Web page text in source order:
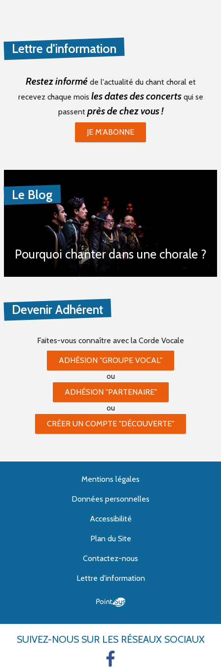
Lettre d'information
Restez informé de l'actualité du chant choral et
recevez chaque mois les dates des concertsqui se
passent près de chez vous !
JE M'ABONNE
Le Blog
Pourquoi chanter dans une chorale ?
Devenir Adhérent
Faites-vous connaître avec la Corde Vocale
ADHÉSION "GROUPE VOCAL"
ou
ADHÉSION "PARTENAIRE"
ou
CRÉER UN COMPTE "DÉCOUVERTE"
Mentions légales
Données personnelles
Accessibilité
Plan du Site
Contactez-nous
Lettre d'information
SUIVEZ-NOUS SUR LES RÉSEAUX SOCIAUX